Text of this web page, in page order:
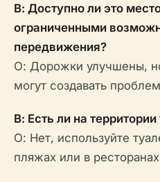
В: Доступно ли это
ограниченными
передвижения?
О: Дорожки улучшены,
могут создавать
В: Есть ли на
О: Нет, используйте
пляжах или в